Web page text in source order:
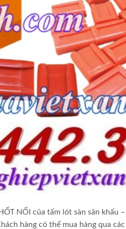
NỐI của tấm lót sàn sân khấu
hàng có thể mua hàng qua